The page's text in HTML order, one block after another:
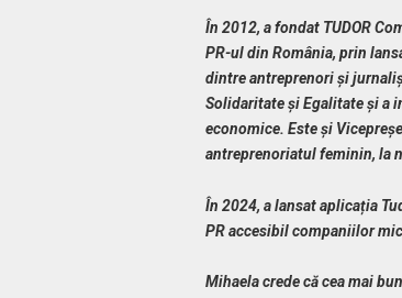
În 2012, a fondat TUDOR
PR-ul din România, prin
dintre antreprenori și
Solidaritate și Egalitate și a
economice. Este și
antreprenoriatul feminin, la
În 2024, a lansat aplicația
PR accesibil companiilor
Mihaela crede că cea mai